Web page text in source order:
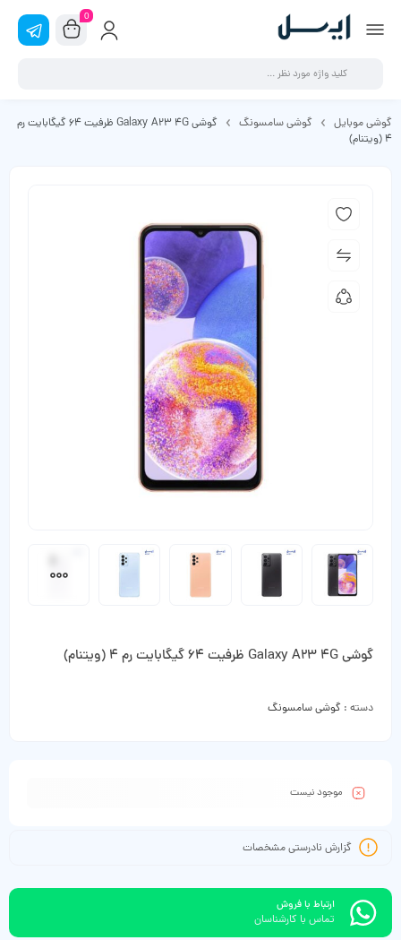
0
گوشی موبایل گوشی سامسونگ
گوشی Galaxy A23 4G ظرفیت 64 گیگابایت رم
4 (ویتنام)
گوشی Galaxy A23 4G ظرفیت 64 گیگابایت رم 4 (ویتنام)
دسته : گوشی سامسونگ
موجود نیست
گزارش نادرستی مشخصات
ارتباط با فروش
تماس با کارشناسان